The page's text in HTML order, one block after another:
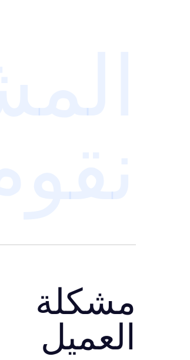
مشكلة
العميل